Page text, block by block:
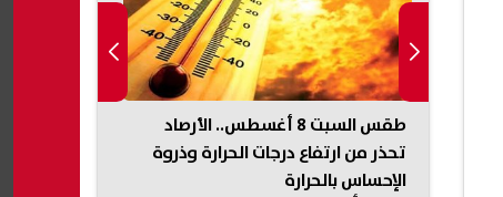
طقس السبت 8 أغسطس.. الأرصاد
تحذر من ارتفاع درجات الحرارة وذروة
الإحساس بالحرارة